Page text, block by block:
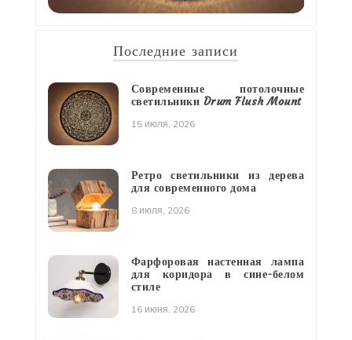
Последние записи
Современные потолочные
светильники Drum Flush Mount
15 июля, 2026
Ретро светильники из дерева
для современного дома
8 июля, 2026
Фарфоровая настенная лампа
для коридора в сине-белом
стиле
16 июня, 2026